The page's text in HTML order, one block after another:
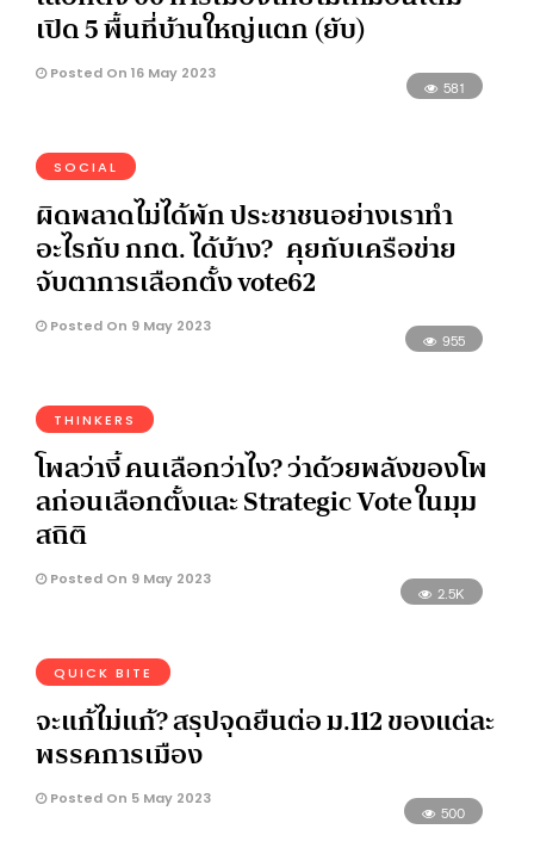
เปิด 5 พื้นที่บ้านใหญ่แตก (ยับ)
Posted On 16 May 2023
581
SOCIAL
ผิดพลาดไม่ได้พัก ประชาชนอย่างเราทำ
อะไรกับ กกต. ได้บ้าง? คุยกับเครือข่าย
จับตาการเลือกตั้ง vote62
Posted On 9 May 2023
955
THINKERS
โพลว่างี้ คนเลือกว่าไง? ว่าด้วยพลังของโพ
ลก่อนเลือกตั้งและ Strategic Vote ในมุม
สถิติ
Posted On 9 May 2023
2.5K
QUICK BITE
จะแก้ไม่แก้? สรุปจุดยืนต่อ ม.112 ของแต่ละ
พรรคการเมือง
Posted On 5 May 2023
500